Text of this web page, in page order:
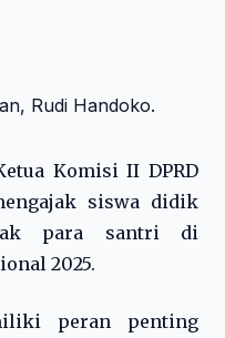
Komisi II DPRD
siswa didik
para santri di
2025.
peran penting